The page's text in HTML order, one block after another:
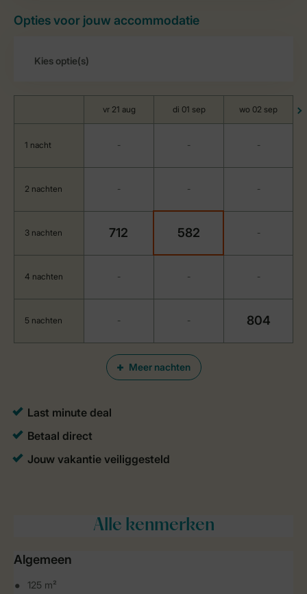
Opties voor jouw accommodatie
Meer nachten
vr 21 aug di 01 sep wo 02 sep
1 nacht - - -
2 nachten - - -
3 nachten 712 582 -
4 nachten - - -
5 nachten - - 804
Alle kenmerken
Algemeen
125 m²